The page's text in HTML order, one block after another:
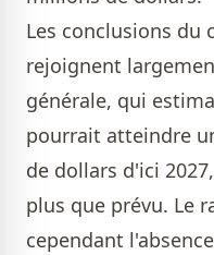
Les conclusions du
rejoignent
générale, qui
pourrait atteindre
de dollars d'ici
plus que prévu. Le
cependant